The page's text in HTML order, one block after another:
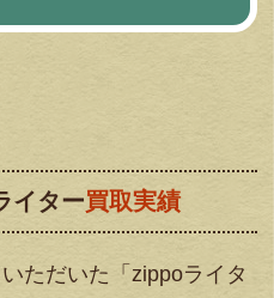
イター買取実績
ただいた「zippoライタ